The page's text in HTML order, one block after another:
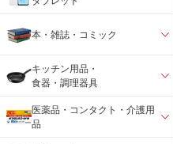
本・雑誌・コミック
キッチン用品・
食器・調理器具
医薬品・コンタクト・介護用
品